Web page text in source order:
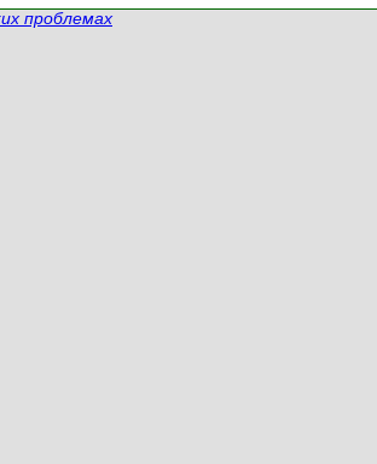
проблемах